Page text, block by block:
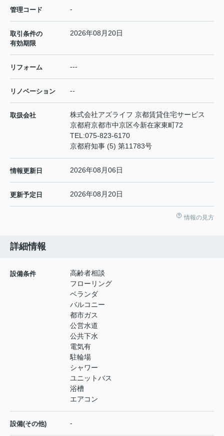
管理コード -
取引条件の
有効期限
2026年08月20日
リフォーム ---
リノベーション --
取扱会社
株式会社アズライフ 京都賃貸住宅サービス
京都府京都市中京区今新在家東町72
TEL:075-823-6170
京都府知事 (5) 第11783号
情報更新日 2026年08月06日
更新予定日 2026年08月20日
情報の見方
詳細情報
設備条件
高齢者相談
フローリング
ベランダ
バルコニー
都市ガス
公営水道
公共下水
電気有
駐輪場
シャワー
ユニットバス
浴槽
エアコン
設備(その他) -